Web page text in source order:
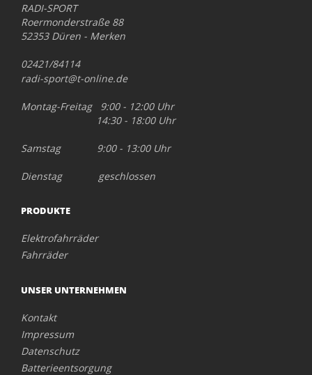
RADI-SPORT
Roermonderstraße 88
52353 Düren - Merken
02421/84114
radi-sport@t-online.de
Montag-Freitag 9:00 - 12:00 Uhr
14:30 - 18:00 Uhr
Samstag 9:00 - 13:00 Uhr
Dienstag geschlossen
PRODUKTE
Elektrofahrräder
Fahrräder
UNSER UNTERNEHMEN
Kontakt
Impressum
Datenschutz
Batterieentsorgung